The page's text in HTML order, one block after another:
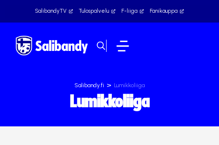
SalibandyTV Tulospalvelu F-liiga Fanikauppa
Salibandy.fi > Lumikkoliiga
Lumikkoliiga